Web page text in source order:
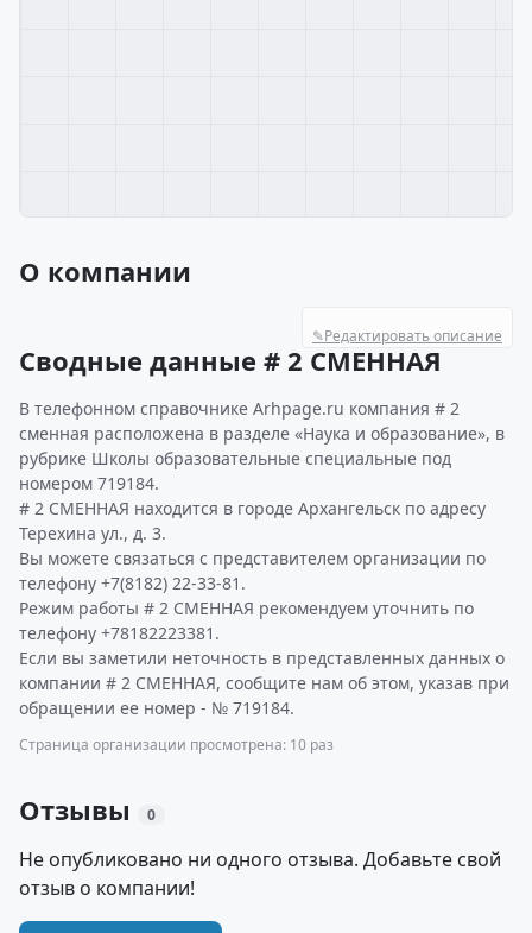
О компании
✎Редактировать описание
Сводные данные # 2 СМЕННАЯ
В телефонном справочнике Arhpage.ru компания # 2
сменная расположена в разделе «Наука и образование», в
рубрике Школы образовательные специальные под
номером 719184.
# 2 СМЕННАЯ находится в городе Архангельск по адресу
Терехина ул., д. 3.
Вы можете связаться с представителем организации по
телефону +7(8182) 22-33-81.
Режим работы # 2 СМЕННАЯ рекомендуем уточнить по
телефону +78182223381.
Если вы заметили неточность в представленных данных о
компании # 2 СМЕННАЯ, сообщите нам об этом, указав при
обращении ее номер - № 719184.
Страница организации просмотрена: 10 раз
Отзывы 0
Не опубликовано ни одного отзыва. Добавьте свой
отзыв о компании!